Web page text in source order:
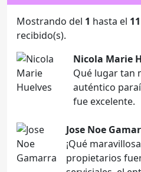
Mostrando del 1 hasta el 11
recibido(s).
Nicola Marie
Qué lugar tan
auténtico
fue excelente.
Jose Noe
¡Qué
propietarios